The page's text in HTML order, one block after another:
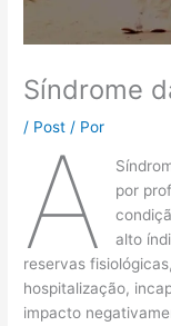
Síndrome
/ Post / Por
A
por
alto
reservas
hospitalização,
impacto